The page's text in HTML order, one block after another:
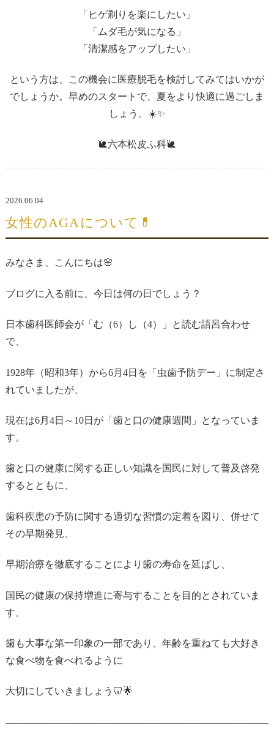
「ヒゲ剃りを楽にしたい」
「ムダ毛が気になる」
「清潔感をアップしたい」
という方は、この機会に医療脱毛を検討してみてはいかが
でしょうか。早めのスタートで、夏をより快適に過ごしま
しょう。☀️✨
🐌六本松皮ふ科🐌
2026.06.04
女性のAGAについて💊
みなさま、こんにちは🌸
ブログに入る前に、今日は何の日でしょう？
日本歯科医師会が「む（6）し（4）」と読む語呂合わせ
で、
1928年（昭和3年）から6月4日を「虫歯予防デー」に制定さ
れていましたが、
現在は6月4日～10日が「歯と口の健康週間」となっていま
す。
歯と口の健康に関する正しい知識を国民に対して普及啓発
するとともに、
歯科疾患の予防に関する適切な習慣の定着を図り、併せて
その早期発見、
早期治療を徹底することにより歯の寿命を延ばし、
国民の健康の保持増進に寄与することを目的とされていま
す。
歯も大事な第一印象の一部であり、年齢を重ねても大好き
な食べ物を食べれるように
大切にしていきましょう🦷🌟